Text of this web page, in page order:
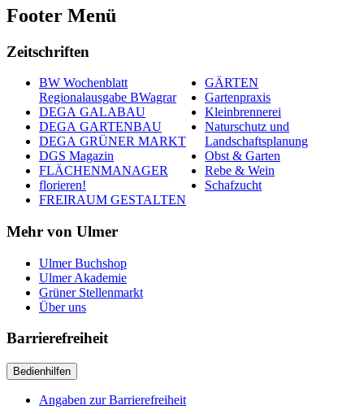
Footer Menü
Zeitschriften
BW Wochenblatt
Regionalausgabe BWagrar
DEGA GALABAU
DEGA GARTENBAU
DEGA GRÜNER MARKT
DGS Magazin
FLÄCHENMANAGER
florieren!
FREIRAUM GESTALTEN
GÄRTEN
Gartenpraxis
Kleinbrennerei
Naturschutz und
Landschaftsplanung
Obst & Garten
Rebe & Wein
Schafzucht
Mehr von Ulmer
Ulmer Buchshop
Ulmer Akademie
Grüner Stellenmarkt
Über uns
Barrierefreiheit
Bedienhilfen
Angaben zur Barrierefreiheit